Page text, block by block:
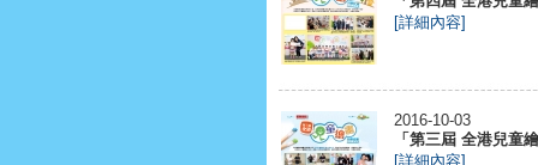
[詳細內容]
2016-10-03
「第三屆 全港兒童
[詳細內容]